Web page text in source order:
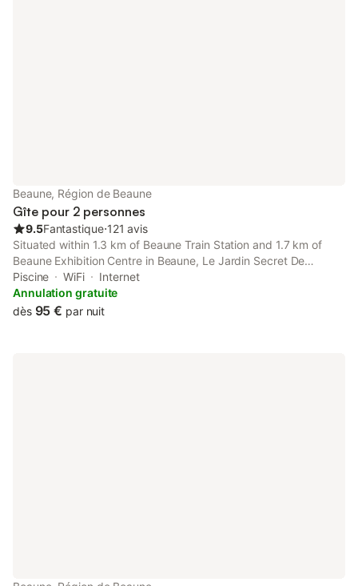
Beaune, Région de Beaune
Gîte pour 2 personnes
9.5Fantastique⋅121 avis
Situated within 1.3 km of Beaune Train Station and 1.7 km of
Beaune Exhibition Centre in Beaune, Le Jardin Secret De
Beaune offers accommodation with seating area. This
apartment has a pool with a view, a garden and free private
parking.
Piscine WiFi
Internet
Annulation gratuite
dès 95 € par nuit